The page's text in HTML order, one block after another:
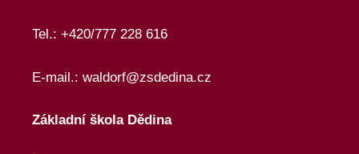
Tel.: +420/777 228 616
E-mail.: waldorf@zsdedina.cz
Základní škola Dědina